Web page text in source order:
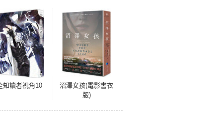
知讀者視角10
沼澤女孩(電影書衣
版)